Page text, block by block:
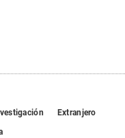
Extranjero